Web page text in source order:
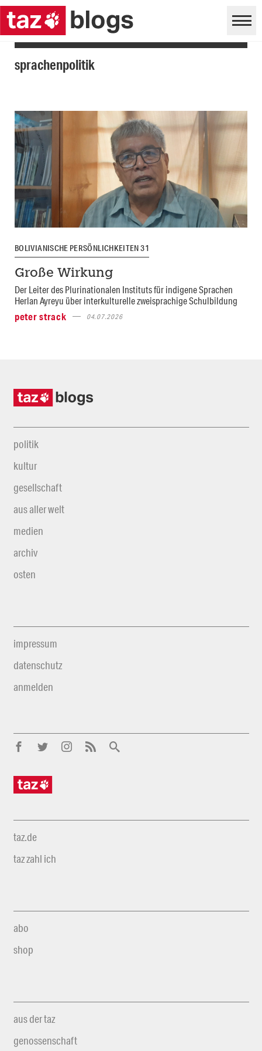
sprachenpolitik
BOLIVIANISCHE PERSÖNLICHKEITEN 31
Große Wirkung
Der Leiter des Plurinationalen Instituts für indigene Sprachen
Herlan Ayreyu über interkulturelle zweisprachige Schulbildung
peter strack
04.07.2026
politik
kultur
gesellschaft
aus aller welt
medien
archiv
osten
impressum
datenschutz
anmelden
taz.de
taz zahl ich
abo
shop
aus der taz
genossenschaft